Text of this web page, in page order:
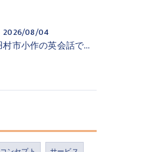
2026/08/04
羽村市小作の英会話で声を出す練習を